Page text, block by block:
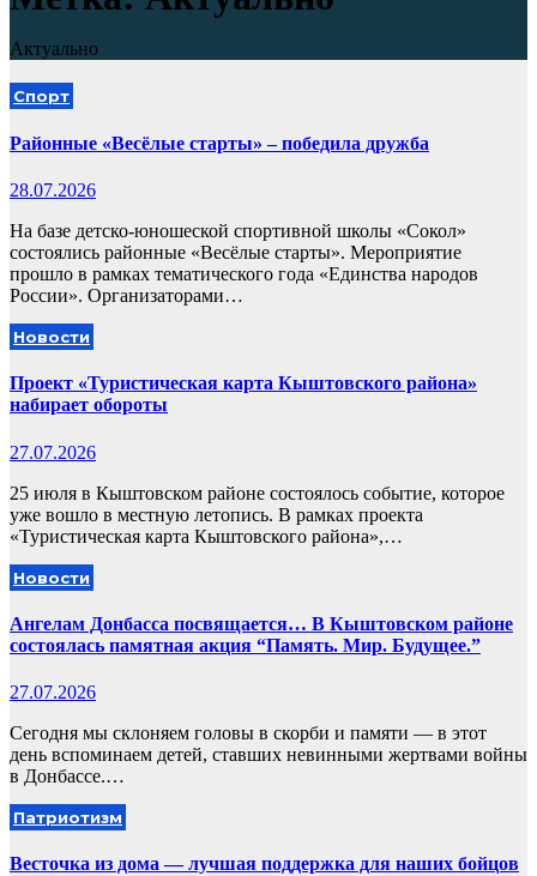
Актуально
Спорт
Районные «Весёлые старты» – победила дружба
28.07.2026
На базе детско-юношеской спортивной школы «Сокол»
состоялись районные «Весёлые старты». Мероприятие
прошло в рамках тематического года «Единства народов
России». ️Организаторами…
Новости
Проект «Туристическая карта Кыштовского района»
набирает обороты
27.07.2026
25 июля в Кыштовском районе состоялось событие, которое
уже вошло в местную летопись. В рамках проекта
«Туристическая карта Кыштовского района»,…
Новости
Ангелам Донбасса посвящается… В Кыштовском районе
состоялась памятная акция “Память. Мир. Будущее.”
27.07.2026
Сегодня мы склоняем головы в скорби и памяти — в этот
день вспоминаем детей, ставших невинными жертвами войны
в Донбассе.…
Патриотизм
Весточка из дома — лучшая поддержка для наших бойцов